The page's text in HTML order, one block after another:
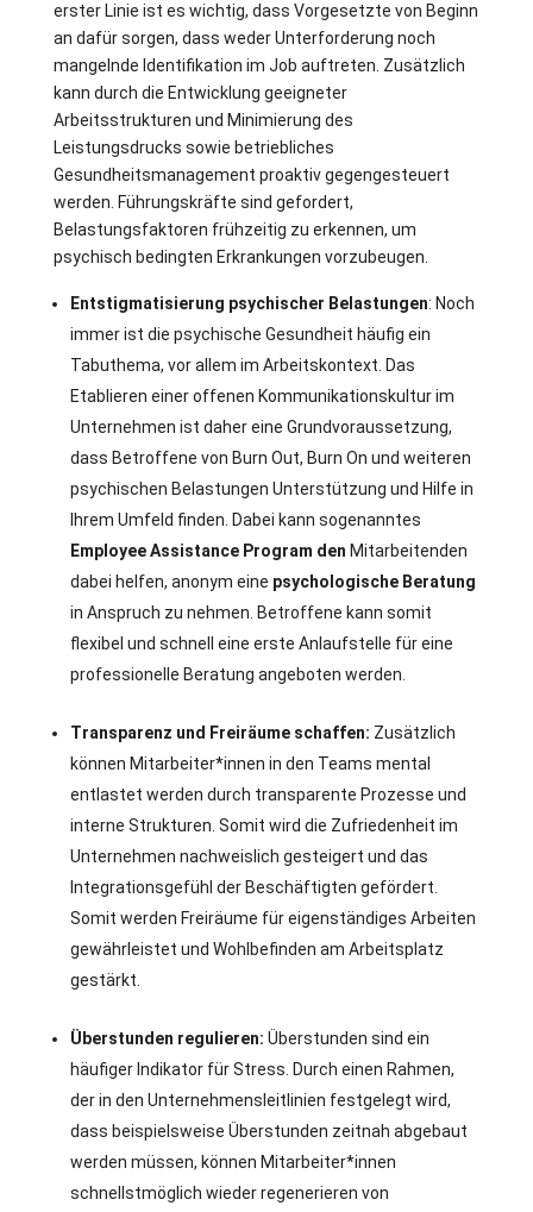
erster Linie ist es wichtig, dass Vorgesetzte von Beginn
an dafür sorgen, dass weder Unterforderung noch
mangelnde Identifikation im Job auftreten. Zusätzlich
kann durch die Entwicklung geeigneter
Arbeitsstrukturen und Minimierung des
Leistungsdrucks sowie betriebliches
Gesundheitsmanagement proaktiv gegengesteuert
werden. Führungskräfte sind gefordert,
Belastungsfaktoren frühzeitig zu erkennen, um
psychisch bedingten Erkrankungen vorzubeugen.
Entstigmatisierung psychischer Belastungen: Noch
immer ist die psychische Gesundheit häufig ein
Tabuthema, vor allem im Arbeitskontext. Das
Etablieren einer offenen Kommunikationskultur im
Unternehmen ist daher eine Grundvoraussetzung,
dass Betroffene von Burn Out, Burn On und weiteren
psychischen Belastungen Unterstützung und Hilfe in
Ihrem Umfeld finden. Dabei kann sogenanntes
Employee Assistance Program den Mitarbeitenden
dabei helfen, anonym eine psychologische Beratung
in Anspruch zu nehmen. Betroffene kann somit
flexibel und schnell eine erste Anlaufstelle für eine
professionelle Beratung angeboten werden.
Transparenz und Freiräume schaffen: Zusätzlich
können Mitarbeiter*innen in den Teams mental
entlastet werden durch transparente Prozesse und
interne Strukturen. Somit wird die Zufriedenheit im
Unternehmen nachweislich gesteigert und das
Integrationsgefühl der Beschäftigten gefördert.
Somit werden Freiräume für eigenständiges Arbeiten
gewährleistet und Wohlbefinden am Arbeitsplatz
gestärkt.
Überstunden regulieren: Überstunden sind ein
häufiger Indikator für Stress. Durch einen Rahmen,
der in den Unternehmensleitlinien festgelegt wird,
dass beispielsweise Überstunden zeitnah abgebaut
werden müssen, können Mitarbeiter*innen
schnellstmöglich wieder regenerieren von